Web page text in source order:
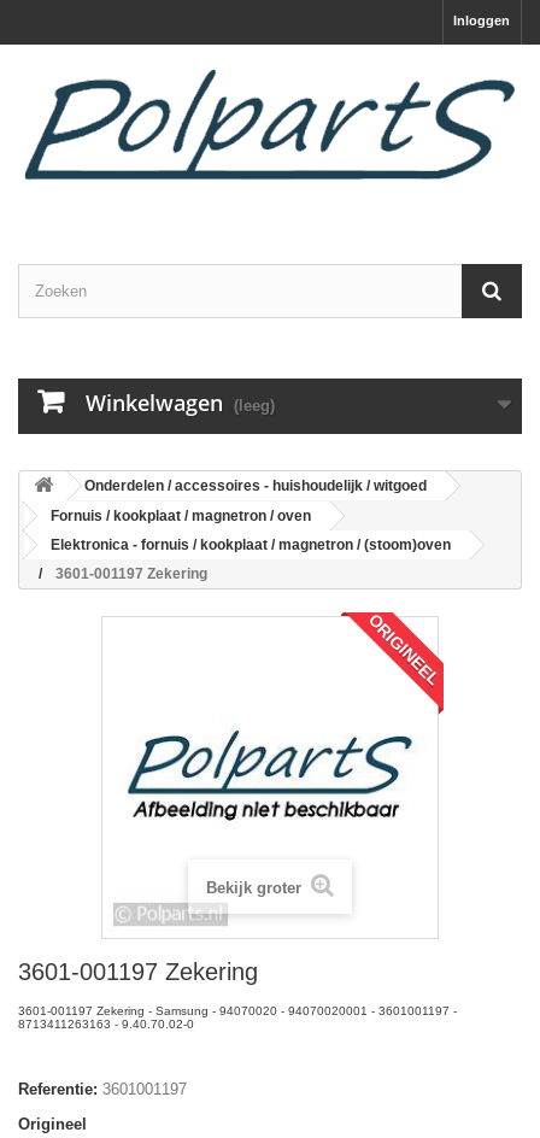
Inloggen
Winkelwagen (leeg)
Onderdelen / accessoires - huishoudelijk / witgoed
Fornuis / kookplaat / magnetron / oven
Elektronica - fornuis / kookplaat / magnetron / (stoom)oven
3601-001197 Zekering
ORIGINEEL
Bekijk groter
3601-001197 Zekering
3601-001197 Zekering - Samsung - 94070020 - 94070020001 - 3601001197 -
8713411263163 - 9.40.70.02-0
Referentie: 3601001197
Origineel